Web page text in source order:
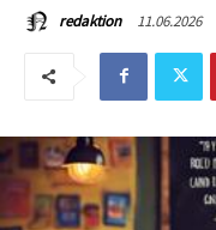
redaktion 11.06.2026